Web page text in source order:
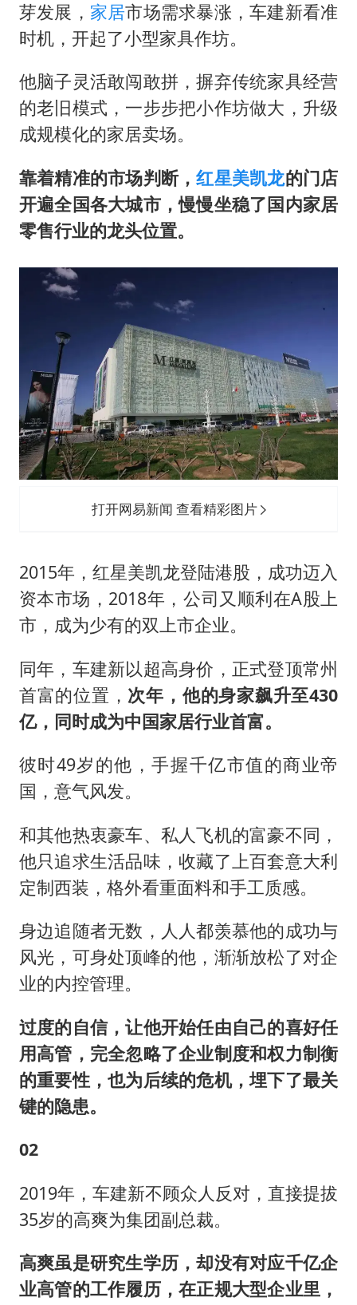
芽发展， 家居市场需求暴涨，车建新看准
时机，开起了小型家具作坊。
他脑子灵活敢闯敢拼，摒弃传统家具经营
的老旧模式，一步步把小作坊做大，升级
成规模化的家居卖场。
靠着精准的市场判断，红星美凯龙的门店
开遍全国各大城市，慢慢坐稳了国内家居
零售行业的龙头位置。
打开网易新闻 查看精彩图片
2015年，红星美凯龙登陆港股，成功迈入
资本市场，2018年，公司又顺利在A股上
市，成为少有的双上市企业。
同年，车建新以超高身价，正式登顶常州
首富的位置， 次年，他的身家飙升至430
亿，同时成为中国家居行业首富。
彼时49岁的他，手握千亿市值的商业帝
国，意气风发。
和其他热衷豪车、私人飞机的富豪不同，
他只追求生活品味，收藏了上百套意大利
定制西装，格外看重面料和手工质感。
身边追随者无数，人人都羡慕他的成功与
风光，可身处顶峰的他，渐渐放松了对企
业的内控管理。
过度的自信，让他开始任由自己的喜好任
用高管，完全忽略了企业制度和权力制衡
的重要性，也为后续的危机，埋下了最关
键的隐患。
02
2019年，车建新不顾众人反对，直接提拔
35岁的高爽为集团副总裁。
高爽虽是研究生学历，却没有对应千亿企
业高管的工作履历，在正规大型企业里，